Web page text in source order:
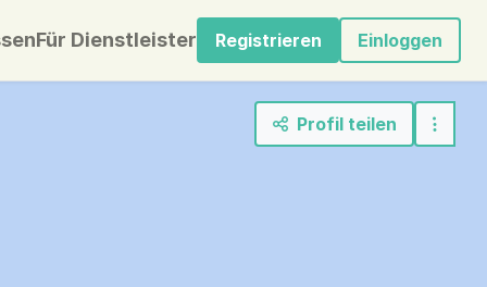
Für Dienstleister Registrieren Einloggen
Profil teilen